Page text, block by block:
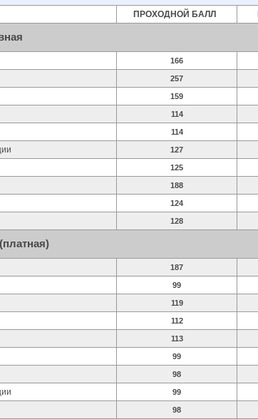
ПРОХОДНОЙ БАЛЛ
166
257
159
114
114
127
125
188
124
128
187
99
119
112
113
99
98
99
98